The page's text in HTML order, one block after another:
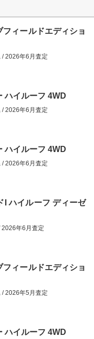
ィールドエディショ
/2026年6月査定
ハイルーフ 4WD
/2026年6月査定
ハイルーフ 4WD
/2026年6月査定
I ハイルーフ ディーゼ
2026年6月査定
ィールドエディショ
/2026年5月査定
ハイルーフ 4WD